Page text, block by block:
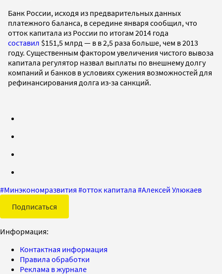
Банк России, исходя из предварительных данных
платежного баланса, в середине января сообщил, что
отток капитала из России по итогам 2014 года
составил $151,5 млрд — в в 2,5 раза больше, чем в 2013
году. Существенным фактором увеличения чистого вывоза
капитала регулятор назвал выплаты по внешнему долгу
компаний и банков в условиях сужения возможностей для
рефинансирования долга из-за санкций.
#Минэкономразвития #отток капитала #Алексей Улюкаев
Подписаться
Информация:
Контактная информация
Правила обработки
Реклама в журнале